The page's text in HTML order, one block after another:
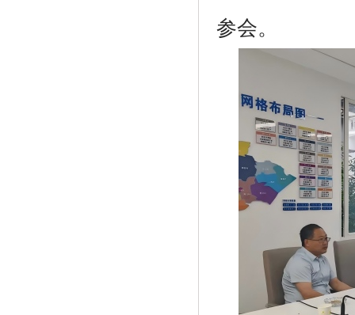
参会。